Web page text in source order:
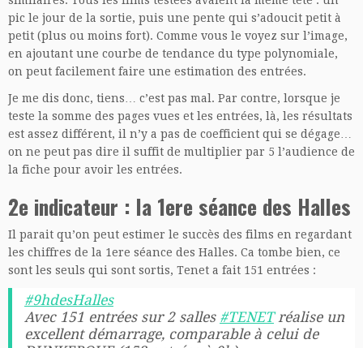
pic le jour de la sortie, puis une pente qui s’adoucit petit à
petit (plus ou moins fort). Comme vous le voyez sur l’image,
en ajoutant une courbe de tendance du type polynomiale,
on peut facilement faire une estimation des entrées.
Je me dis donc, tiens… c’est pas mal. Par contre, lorsque je
teste la somme des pages vues et les entrées, là, les résultats
est assez différent, il n’y a pas de coefficient qui se dégage…
on ne peut pas dire il suffit de multiplier par 5 l’audience de
la fiche pour avoir les entrées.
2e indicateur : la 1ere séance des Halles
Il parait qu’on peut estimer le succès des films en regardant
les chiffres de la 1ere séance des Halles. Ca tombe bien, ce
sont les seuls qui sont sortis, Tenet a fait 151 entrées :
#9hdesHalles
Avec 151 entrées sur 2 salles #TENETréalise un
excellent démarrage, comparable à celui de